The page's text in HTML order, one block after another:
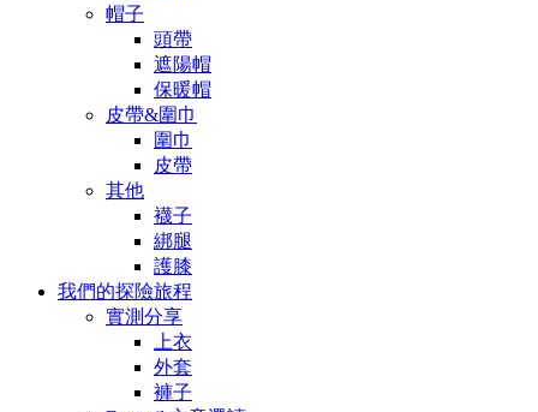
帽子
頭帶
遮陽帽
保暖帽
皮帶&圍巾
圍巾
皮帶
其他
襪子
綁腿
護膝
我們的探險旅程
實測分享
上衣
外套
褲子